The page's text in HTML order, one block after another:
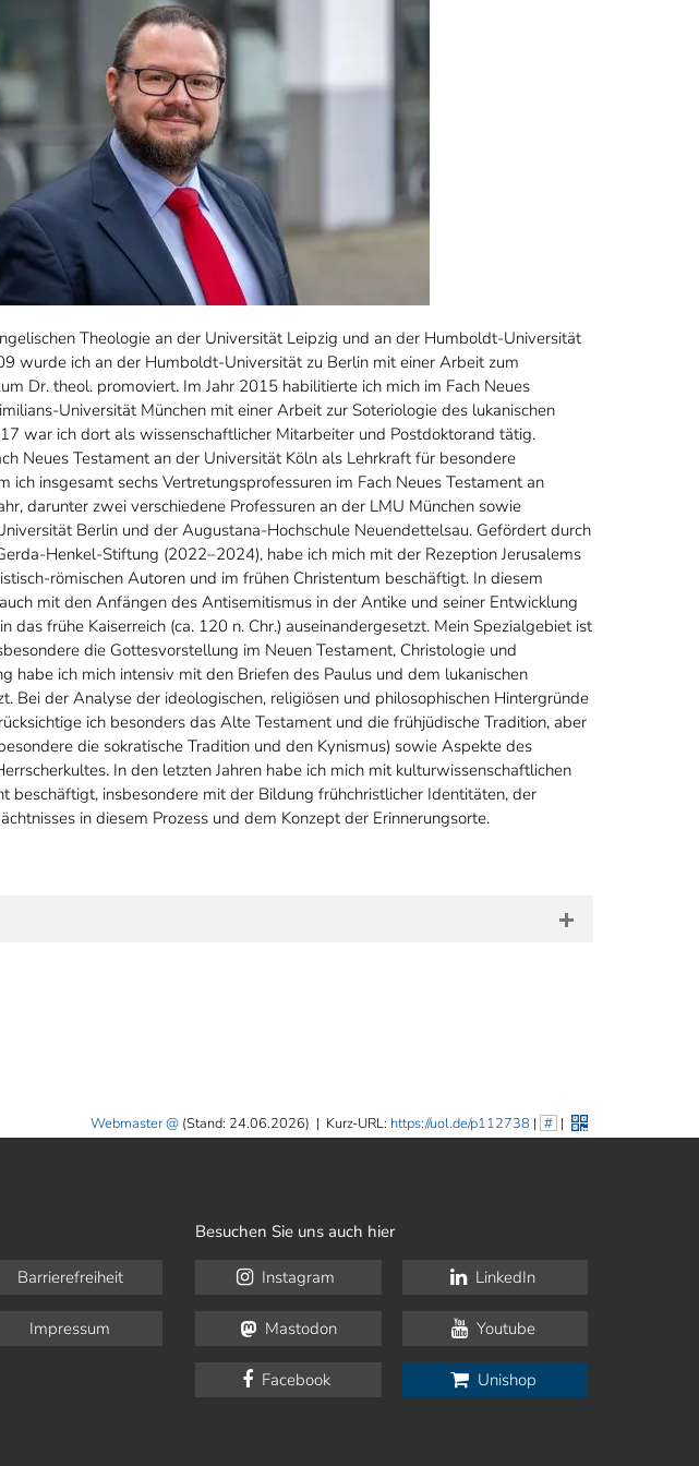
Theologie an der Universität Leipzig und an der Humboldt-Universität
wurde ich an der Humboldt-Universität zu Berlin mit einer Arbeit zum
Dr. theol. promoviert. Im Jahr 2015 habilitierte ich mich im Fach Neues
Universität München mit einer Arbeit zur Soteriologie des lukanischen
war ich dort als wissenschaftlicher Mitarbeiter und Postdoktorand tätig.
Neues Testament an der Universität Köln als Lehrkraft für besondere
ich insgesamt sechs Vertretungsprofessuren im Fach Neues Testament an
darunter zwei verschiedene Professuren an der LMU München sowie
Berlin und der Augustana-Hochschule Neuendettelsau. Gefördert durch
Henkel-Stiftung (2022–2024), habe ich mich mit der Rezeption Jerusalems
römischen Autoren und im frühen Christentum beschäftigt. In diesem
mit den Anfängen des Antisemitismus in der Antike und seiner Entwicklung
das frühe Kaiserreich (ca. 120 n. Chr.) auseinandergesetzt. Mein Spezialgebiet ist
die Gottesvorstellung im Neuen Testament, Christologie und
habe ich mich intensiv mit den Briefen des Paulus und dem lukanischen
Bei der Analyse der ideologischen, religiösen und philosophischen Hintergründe
ich besonders das Alte Testament und die frühjüdische Tradition, aber
die sokratische Tradition und den Kynismus) sowie Aspekte des
In den letzten Jahren habe ich mich mit kulturwissenschaftlichen
beschäftigt, insbesondere mit der Bildung frühchristlicher Identitäten, der
in diesem Prozess und dem Konzept der Erinnerungsorte.
Webmaster (Stand: 24.06.2026) | Kurz-URL: https://uol.de/p112738 | # |
Barrierefreiheit
Impressum
Besuchen Sie uns auch hier
Instagram LinkedIn
Mastodon Youtube
Facebook Unishop